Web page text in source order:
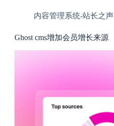
内容管理系统-站长之声
Ghost cms增加会员增长来源